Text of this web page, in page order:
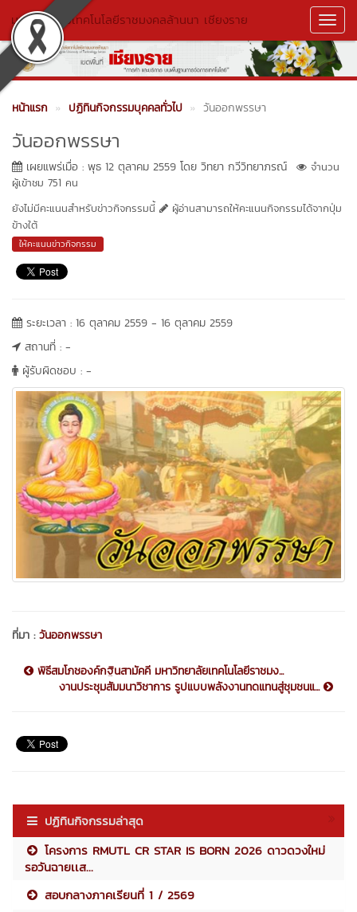
มหาวิทยาลัยเทคโนโลยีราชมงคลล้านนา เชียงราย
หน้าแรก ปฏิทินกิจกรรมบุคคลทั่วไป วันออกพรรษา
วันออกพรรษา
เผยแพร่เมื่อ : พุธ 12 ตุลาคม 2559 โดย วิทยา กวีวิทยาภรณ์
จำนวน
ผู้เข้าชม 751 คน
ยังไม่มีคะแนนสำหรับข่าวกิจกรรมนี้
ผู้อ่านสามารถให้คะแนนกิจกรรมได้จากปุ่ม
ข้างใต้
ให้คะแนนข่าวกิจกรรม
ระยะเวลา : 16 ตุลาคม 2559 - 16 ตุลาคม 2559
สถานที่ : -
ผู้รับผิดชอบ : -
ที่มา :วันออกพรรษา
พิธีสมโภชองค์กฐินสามัคคี มหาวิทยาลัยเทคโนโลยีราชมง...
งานประชุมสัมมนาวิชาการ รูปแบบพลังงานทดแทนสู่ชุมชนแ...
ปฏิทินกิจกรรมล่าสุด
โครงการ RMUTL CR STAR IS BORN 2026 ดาวดวงใหม่
รอวันฉายเเส...
สอบกลางภาคเรียนที่ 1 / 2569